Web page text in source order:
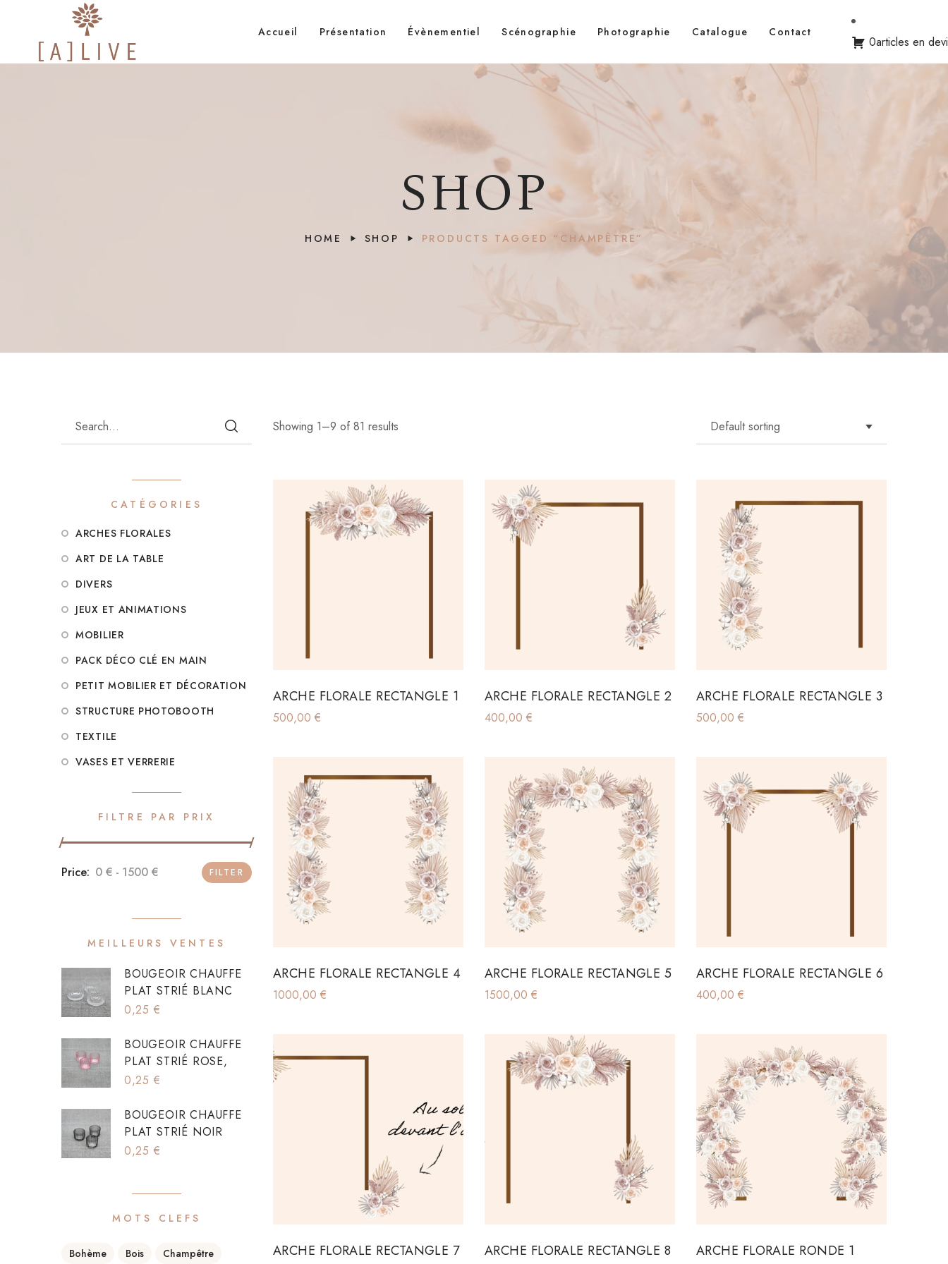
Accueil Présentation Évènementiel Scénographie Photographie Catalogue Contact
0articles en
SHOP
HOME SHOP PRODUCTS TAGGED “CHAMPÊTRE”
Showing 1–9 of 81 results
ARCHE FLORALE RECTANGLE 1
500,00 €
ARCHE FLORALE RECTANGLE 2
400,00 €
ARCHE FLORALE RECTANGLE 3
500,00 €
ARCHE FLORALE RECTANGLE 4
1000,00 €
ARCHE FLORALE RECTANGLE 5
1500,00 €
ARCHE FLORALE RECTANGLE 6
400,00 €
ARCHE FLORALE RECTANGLE 7 ARCHE FLORALE RECTANGLE 8 ARCHE FLORALE RONDE 1
CATÉGORIES
ARCHES FLORALES
ART DE LA TABLE
DIVERS
JEUX ET ANIMATIONS
MOBILIER
PACK DÉCO CLÉ EN MAIN
PETIT MOBILIER ET DÉCORATION
STRUCTURE PHOTOBOOTH
TEXTILE
VASES ET VERRERIE
FILTRE PAR PRIX
FILTER
0 € 1500 €
MEILLEURS VENTES
BOUGEOIR CHAUFFE
PLAT STRIÉ BLANC
0,25 €
BOUGEOIR CHAUFFE
PLAT STRIÉ ROSE,
0,25 €
BOUGEOIR CHAUFFE
PLAT STRIÉ NOIR
0,25 €
MOTS CLEFS
Bohème Bois
Champêtre